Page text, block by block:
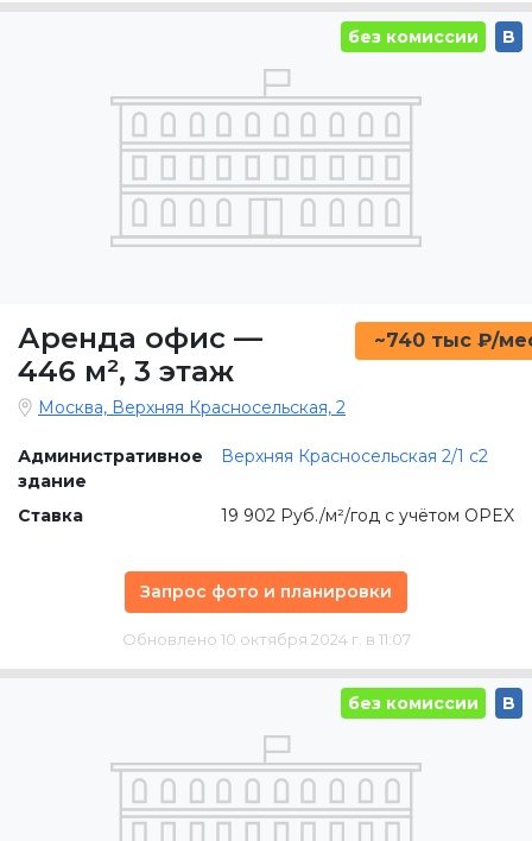
без комиссии B
Аренда офис —
446 м², 3 этаж
~740 тыс ₽/
Москва, Верхняя Красносельская, 2
Административное
здание
Верхняя Красносельская 2/1 c2
Ставка 19 902 Руб./м²/год с учётом OPEX
Запрос фото и планировки
Обновлено 10 октября 2024 г. в 11:07
без комиссии B